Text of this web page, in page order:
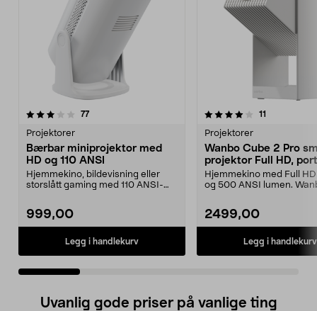
77anmeldelser
Projektorer
Bærbar miniprojektor med
HD og 110 ANSI
Hjemmekino, bildevisning eller
storslått gaming med 110 ANSI-
999,00
Legg i handlekurv
4.0 av 5 stjerner 11
Projektorer
Wanbo Cube 2 Pro
projektor Full HD,
Hjemmekino med Full
og 500 ANSI lumen.
2499,00
Legg i handlekurv
4.5 av 5 stjerner
Uvanlig gode priser på vanlige ting